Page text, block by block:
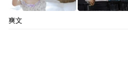
爽文